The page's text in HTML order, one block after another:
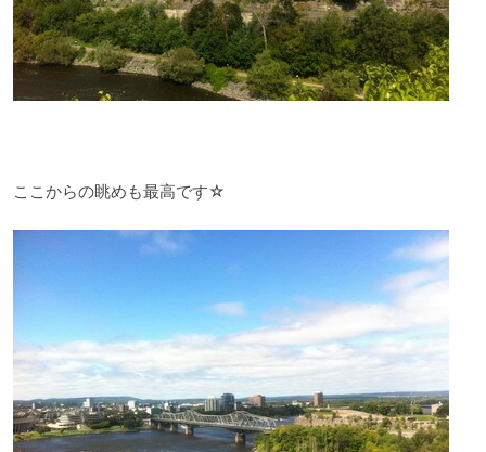
ここからの眺めも最高です☆